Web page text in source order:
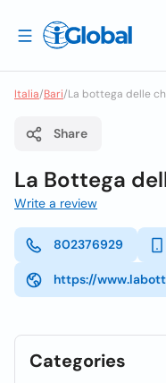
Italia/Bari/La bottega delle
Share
La Bottega
Write a review
802376929
https://
Categories